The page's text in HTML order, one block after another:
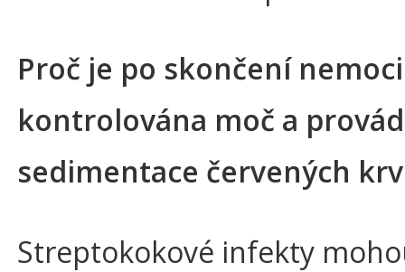
Proč je po skončení nemoci
kontrolována moč a
sedimentace červených
Streptokokové infekty